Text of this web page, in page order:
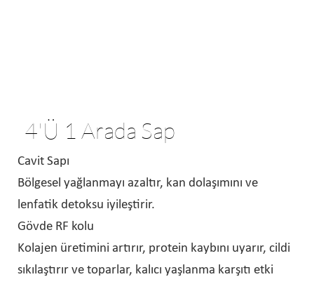
4'ü 1 Arada Sap
Cavit Sapı
Bölgesel yağlanmayı azaltır, kan dolaşımını ve
lenfatik detoksu iyileştirir.
Gövde RF kolu
Kolajen üretimini artırır, protein kaybını uyarır, cildi
sıkılaştırır ve toparlar, kalıcı yaşlanma karşıtı etki